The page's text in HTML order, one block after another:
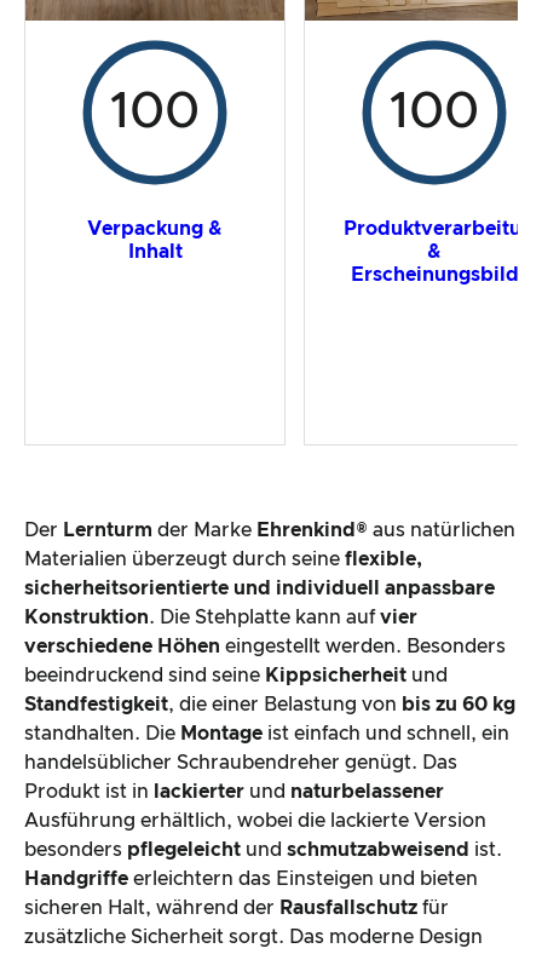
100
Verpackung &
Inhalt
100
&
Erscheinungsbild
Der Lernturm der Marke Ehrenkind® aus natürlichen
Materialien überzeugt durch seine flexible,
sicherheitsorientierte und individuell anpassbare
Konstruktion. Die Stehplatte kann aufvier
verschiedene Höhen eingestellt werden. Besonders
beeindruckend sind seine Kippsicherheit und
Standfestigkeit, die einer Belastung von bis zu 60 kg
standhalten. Die Montage ist einfach und schnell, ein
handelsüblicher Schraubendreher genügt. Das
Produkt ist in
lackierter und naturbelassener
Ausführung erhältlich, wobei die lackierte Version
besonders pflegeleicht und schmutzabweisend ist.
Handgriffe erleichtern das Einsteigen und bieten
sicheren Halt, während der Rausfallschutz für
zusätzliche Sicherheit sorgt. Das moderne Design